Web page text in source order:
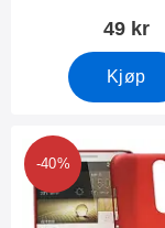
49 kr
Kjøp
-40%
hardcase